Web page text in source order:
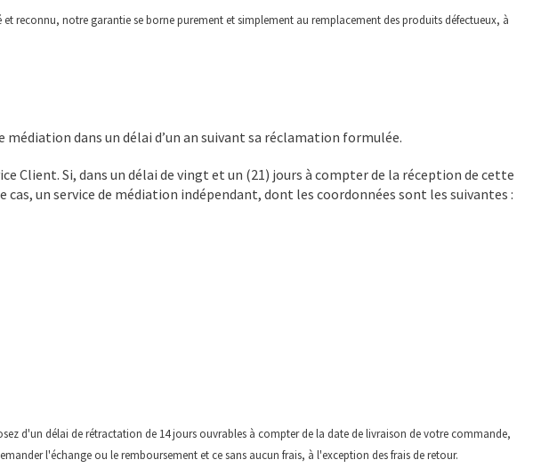
reconnu, notre garantie se borne purement et simplement au remplacement des produits défectueux, à
dans un délai d’un an suivant sa réclamation formulée.
Client. Si, dans un délai de vingt et un (21) jours à compter de la réception de cette
un service de médiation indépendant, dont les coordonnées sont les suivantes :
d'un délai de rétractation de 14 jours ouvrables à compter de la date de livraison de votre commande,
l'échange ou le remboursement et ce sans aucun frais, à l'exception des frais de retour.